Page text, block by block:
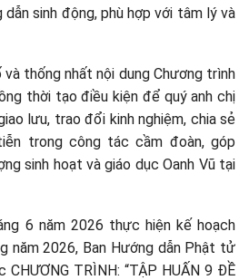
sinh động, phù hợp với tâm lý và
và thống nhất nội dung Chương trình
thời tạo điều kiện để quý anh chị
lưu, trao đổi kinh nghiệm, chia sẻ
trong công tác cầm đoàn, góp
sinh hoạt và giáo dục Oanh Vũ tại
6 năm 2026 thực hiện kế hoạch
năm 2026, Ban Hướng dẫn Phật tử
TRÌNH: “TẬP HUẤN 9 ĐỀ